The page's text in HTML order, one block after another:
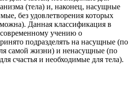
(тела) и, наконец, насущные
без удовлетворения которых
Данная классификация в
современному учению о
подразделять на насущные (по
самой жизни) и ненасущные (по
счастья и необходимые для тела).